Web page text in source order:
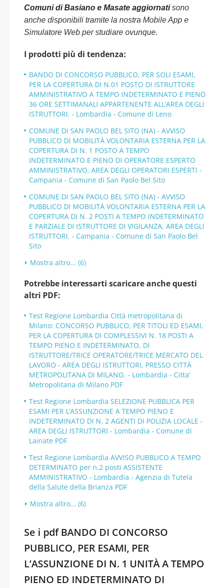
Comuni di Basiano e Masate aggiornatisono
anche disponibili tramite la nostra Mobile App e
Simulatore Web per studiare ovunque.
I prodotti più di tendenza:
BANDO DI CONCORSO PUBBLICO, PER SOLI ESAMI,
PER LA COPERTURA DI N.01 POSTO DI ISTRUTTORE
AMMINISTRATIVO A TEMPO INDETERMINATO E PIENO
36 ORE SETTIMANALI APPARTENENTE ALL’AREA DEGLI
ISTRUTTORI. - Lombardia - Comune di Leno
COMUNE DI SAN PAOLO BEL SITO (NA) - AVVISO
PUBBLICO DI MOBILITÀ VOLONTARIA ESTERNA PER LA
COPERTURA DI N. 1 POSTO A TEMPO
INDETERMINATO E PIENO DI OPERATORE ESPERTO
AMMINISTRATIVO, AREA DEGLI OPERATORI ESPERTI -
Campania - Comune di San Paolo Bel Sito
COMUNE DI SAN PAOLO BEL SITO (NA) - AVVISO
PUBBLICO DI MOBILITÀ VOLONTARIA ESTERNA PER LA
COPERTURA DI N. 2 POSTI A TEMPO INDETERMINATO
E PARZIALE DI ISTRUTTORE DI VIGILANZA, AREA DEGLI
ISTRUTTORI. - Campania - Comune di San Paolo Bel
Sito
Mostra altro... (6)
Potrebbe interessarti scaricare anche questi
altri PDF:
Test Regione Lombardia Città metropolitana di
Milano: CONCORSO PUBBLICO, PER TITOLI ED ESAMI,
PER LA COPERTURA DI COMPLESSIVI N. 18 POSTI A
TEMPO PIENO E INDETERMINATO, DI
ISTRUTTORE/TRICE OPERATORE/TRICE MERCATO DEL
LAVORO - AREA DEGLI ISTRUTTORI, PRESSO CITTÀ
METROPOLITANA DI MILANO. - Lombardia - Citta’
Metropolitana di Milano PDF
Test Regione Lombardia SELEZIONE PUBBLICA PER
ESAMI PER L’ASSUNZIONE A TEMPO PIENO E
INDETERMINATO DI N. 2 AGENTI DI POLIZIA LOCALE -
AREA DEGLI ISTRUTTORI - Lombardia - Comune di
Lainate PDF
Test Regione Lombardia AVVISO PUBBLICO A TEMPO
DETERMINATO per n.2 posti ASSISTENTE
AMMINISTRATIVO - Lombardia - Agenzia di Tutela
della Salute della Brianza PDF
Mostra altro... (6)
Se i pdf BANDO DI CONCORSO
PUBBLICO, PER ESAMI, PER
L’ASSUNZIONE DI N. 1 UNITÀ A TEMPO
PIENO ED INDETERMINATO DI